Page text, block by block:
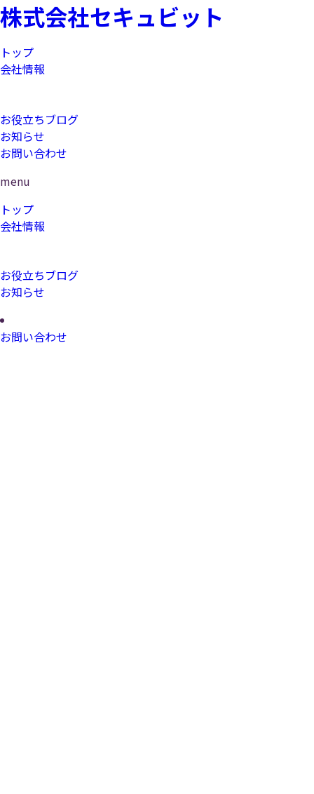
株式会社セキュビット
トップ
会社情報
お役立ちブログ
お知らせ
お問い合わせ
menu
トップ
会社情報
お役立ちブログ
お知らせ
お問い合わせ